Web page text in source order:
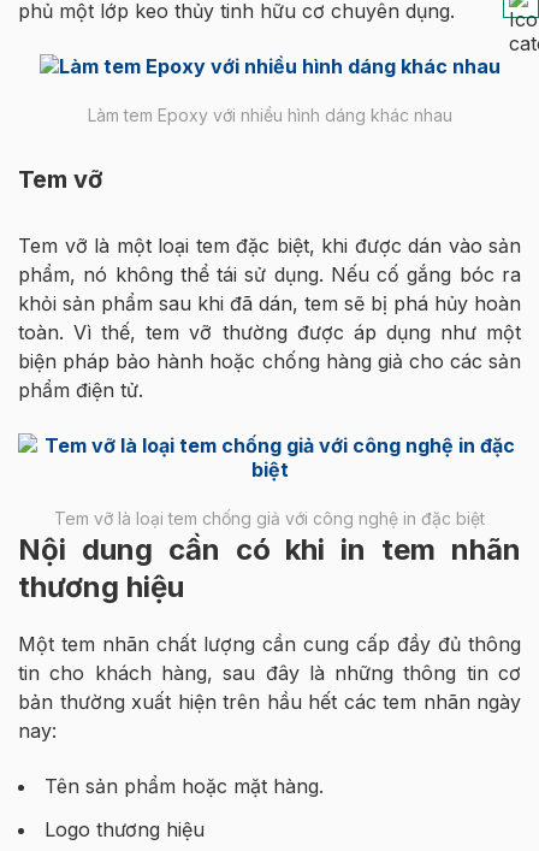
phủ một lớp keo thủy tinh hữu cơ chuyên dụng.
Làm tem Epoxy với nhiều hình dáng khác nhau
Tem vỡ
Tem vỡ là một loại tem đặc biệt, khi được dán vào sản
phẩm, nó không thể tái sử dụng. Nếu cố gắng bóc ra
khỏi sản phẩm sau khi đã dán, tem sẽ bị phá hủy hoàn
toàn. Vì thế, tem vỡ thường được áp dụng như một
biện pháp bảo hành hoặc chống hàng giả cho các sản
phẩm điện tử.
Tem vỡ là loại tem chống giả với công nghệ in đặc biệt
Nội dung cần có khi in tem nhãn
thương hiệu
Một tem nhãn chất lượng cần cung cấp đầy đủ thông
tin cho khách hàng, sau đây là những thông tin cơ
bản thường xuất hiện trên hầu hết các tem nhãn ngày
nay:
Tên sản phẩm hoặc mặt hàng.
Logo thương hiệu